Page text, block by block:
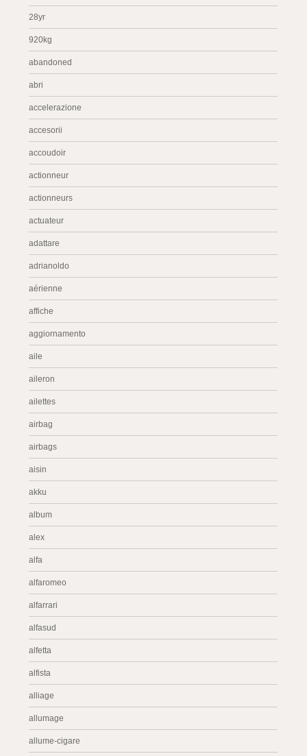
28yr
920kg
abandoned
abri
accelerazione
accesorii
accoudoir
actionneur
actionneurs
actuateur
adattare
adrianoldo
aérienne
affiche
aggiornamento
aile
aileron
ailettes
airbag
airbags
aisin
akku
album
alex
alfa
alfaromeo
alfarrari
alfasud
alfetta
alfista
alliage
allumage
allume-cigare